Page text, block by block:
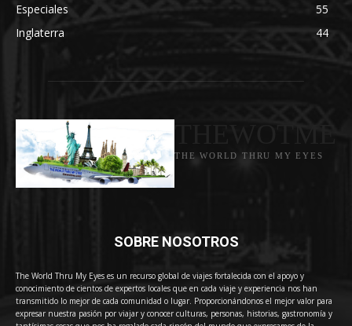
Especiales
55
Inglaterra
44
THE WORLD THRU MY EYES
SOBRE NOSOTROS
The World Thru My Eyes es un recurso global de viajes fortalecida con el apoyo y
conocimiento de cientos de expertos locales que en cada viaje y experiencia nos han
transmitido lo mejor de cada comunidad o lugar. Proporcionándonos el mejor valor para
expresar nuestra pasión por viajar y conocer culturas, personas, historias, gastronomía y